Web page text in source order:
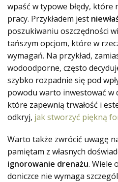
wpaść w typowe błędy, które
pracy. Przykładem jest
poszukiwaniu oszczędności
tańszym opcjom, które w
wymagań. Na przykład,
wodoodporne, często
szybko rozpadnie się pod
powodu warto inwestować w
które zapewnią trwałość i
odkryj, jak stworzyć piękną
Warto także zwrócić uwagę
pamiętam z własnych
ignorowanie drenażu. Wiele
doniczce nie wymaga